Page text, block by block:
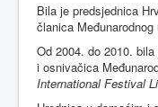
Bila je predsjednica
članica
Od 2004. do 2010.
i osnivačica
International Festival